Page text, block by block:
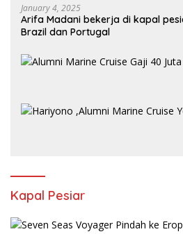
January 4, 2025
Arifa Madani bekerja di kapal
Brazil dan Portugal
Kapal Pesiar